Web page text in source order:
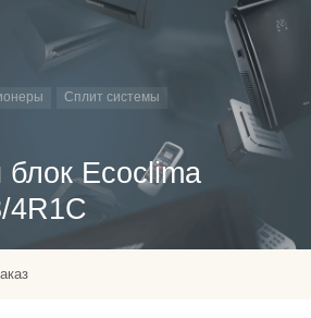
Сплит системы
блок Ecoclima
4R1C